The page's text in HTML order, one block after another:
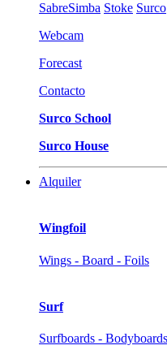
SabreSimba Stoke Surco
Webcam
Forecast
Contacto
Surco School
Surco House
Alquiler
Wingfoil
Wings - Board - Foils